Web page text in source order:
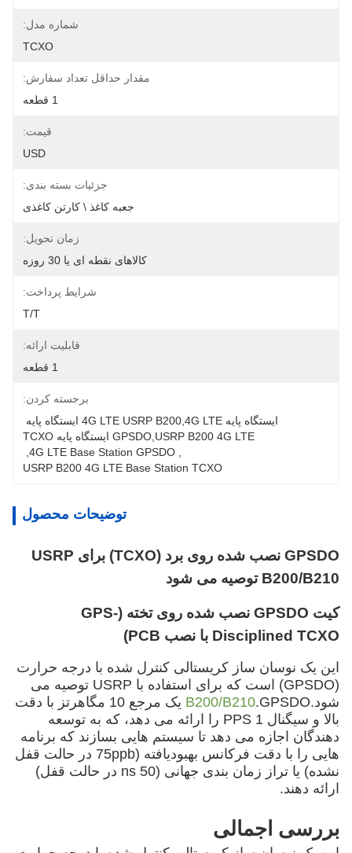
شماره مدل:
TCXO
مقدار حداقل تعداد سفارش:
1 قطعه
قیمت:
USD
جزئیات بسته بندی:
جعبه کاغذ \ کارتن کاغذی
زمان تحویل:
کالاهای نقطه ای یا 30 روزه
شرایط پرداخت:
T/T
قابلیت ارائه:
1 قطعه
برجسته کردن:
GPSDO,USRP B200 4G LTE ایستگاه پایه TCXO
4G LTE Base Station GPSDO
USRP B200 4G LTE Base Station TCXO
توضیحات محصول
GPSDO نصب شده روی برد (TCXO) برای USRP
B200/B210 توصیه می شود
کیت GPSDO نصب شده روی تخته (GPS-
Disciplined TCXO با نصب PCB)
این یک نوسان ساز کریستالی کنترل شده با درجه حرارت
(GPSDO) است که برای استفاده با USRP توصیه می
شود.
B200/B210
.GPSDO یک مرجع 10 مگاهرتز با دقت
بالا و سیگنال 1 PPS را ارائه می دهد، که به توسعه
دهندگان اجازه می دهد تا سیستم هایی بسازند که برنامه
هایی را با دقت فرکانس بهبودیافته (75ppb در حالت قفل
نشده) یا تراز زمان بندی جهانی (50 ns در حالت قفل)
ارائه دهند.
بررسی اجمالی